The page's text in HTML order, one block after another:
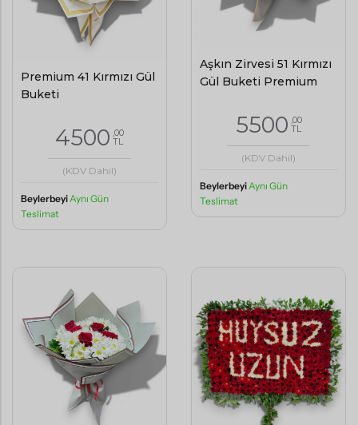
Premium 41 Kırmızı Gül
Buketi
4500 ,00
TL
(KDV Dahil)
BeylerbeyiAynı Gün
Teslimat
Aşkın Zirvesi 51 Kırmızı
Gül Buketi Premium
5500 ,00
TL
(KDV Dahil)
BeylerbeyiAynı Gün
Teslimat